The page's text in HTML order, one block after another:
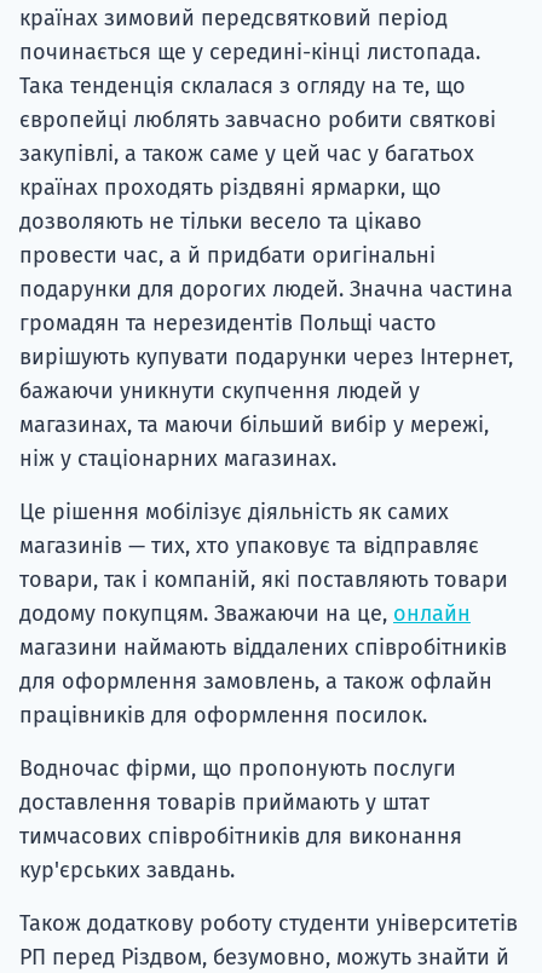
країнах зимовий передсвятковий період
починається ще у середині-кінці листопада.
Така тенденція склалася з огляду на те, що
європейці люблять завчасно робити святкові
закупівлі, а також саме у цей час у багатьох
країнах проходять різдвяні ярмарки, що
дозволяють не тільки весело та цікаво
провести час, а й придбати оригінальні
подарунки для дорогих людей. Значна частина
громадян та нерезидентів Польщі часто
вирішують купувати подарунки через Інтернет,
бажаючи уникнути скупчення людей у
магазинах, та маючи більший вибір у мережі,
ніж у стаціонарних магазинах.
Це рішення мобілізує діяльність як самих
магазинів — тих, хто упаковує та відправляє
товари, так і компаній, які поставляють товари
додому покупцям. Зважаючи на це, онлайн
магазини наймають віддалених співробітників
для оформлення замовлень, а також офлайн
працівників для оформлення посилок.
Водночас фірми, що пропонують послуги
доставлення товарів приймають у штат
тимчасових співробітників для виконання
кур'єрських завдань.
Також додаткову роботу студенти університетів
РП перед Різдвом, безумовно, можуть знайти й